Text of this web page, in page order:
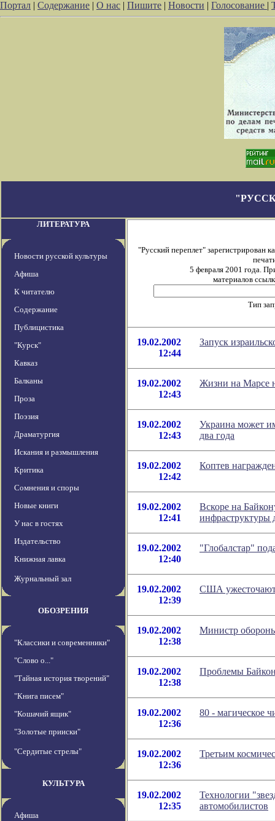
Портал | Содержание | О нас | Пишите | Новости | Голосование |
ЛИТЕРАТУРА
Новости русской культуры
Афиша
К читателю
Содержание
Публицистика
"Курск"
Кавказ
Балканы
Проза
Поэзия
Драматургия
Искания и размышления
Критика
Сомнения и споры
Новые книги
У нас в гостях
Издательство
Книжная лавка
Журнальный зал
ОБОЗРЕНИЯ
"Классики и современники"
"Слово о..."
"Тайная история творений"
"Книга писем"
"Кошачий ящик"
"Золотые прииски"
"Сердитые стрелы"
КУЛЬТУРА
Афиша
"Русский переплет" зарегистрирован
5 февраля 2001 года.
материалов
Тип
19.02.2002
12:44
Запуск
19.02.2002
12:43
Жизни на Марсе
19.02.2002
12:43
Украина может
два года
19.02.2002
12:42
Коптев
19.02.2002
12:41
Вскоре на
19.02.2002
12:40
"Глобалстар"
19.02.2002
12:39
США ужесточают
19.02.2002
12:38
Министр обороны
19.02.2002
12:38
Проблемы
19.02.2002
12:36
80 - магическое
19.02.2002
12:36
Третьим
19.02.2002
12:35
Технологии
автомобилистов